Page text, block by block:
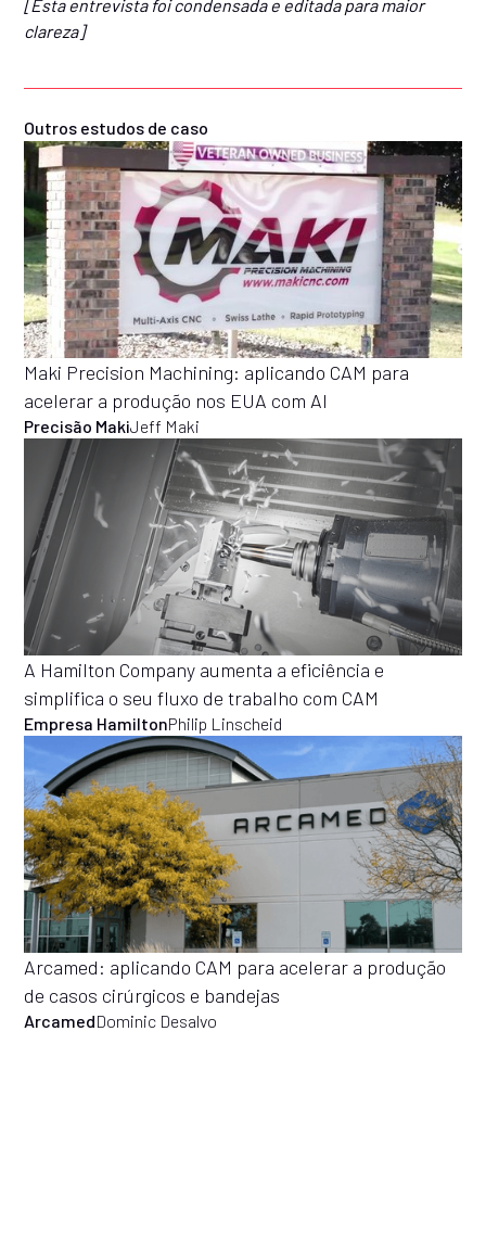
[Esta entrevista foi condensada e editada para maior
clareza]
Outros estudos de caso
Maki Precision Machining: aplicando CAM para
acelerar a produção nos EUA com AI
Precisão MakiJeff Maki
A Hamilton Company aumenta a eficiência e
simplifica o seu fluxo de trabalho com CAM
Empresa HamiltonPhilip Linscheid
Arcamed: aplicando CAM para acelerar a produção
de casos cirúrgicos e bandejas
ArcamedDominic Desalvo